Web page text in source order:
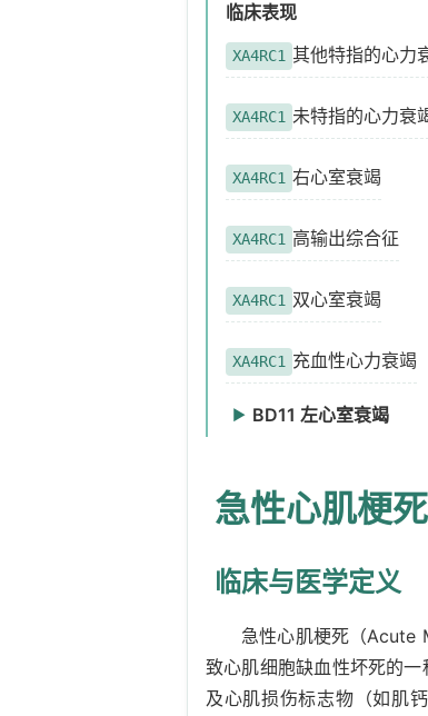
XA7D76 心脏后基底
XA3RM8 心脏下壁
XA2RT9 心脏前间壁
XA4U99 心脏前壁心尖
XA8ZQ8 心脏尖侧壁
XA5W05 心脏前侧壁
XA3XS7 心脏侧壁
XA83Q5 心脏间壁
XA61Y9 心脏下侧壁
XA4RC1 心脏后侧壁
临床表现
XA4RC1 其他特指的心力
XA4RC1 未特指的心力衰
XA4RC1 右心室衰竭
XA4RC1 高输出综合征
XA4RC1 双心室衰竭
XA4RC1 充血性心力衰竭
▶ BD11 左心室衰竭
BD11.2 射血分数减
BD11.1 射血分数中
急性心肌梗
临床与医学定义
急性心肌梗死（Acute
致心肌细胞缺血性坏死的
及心肌损伤标志物（如肌